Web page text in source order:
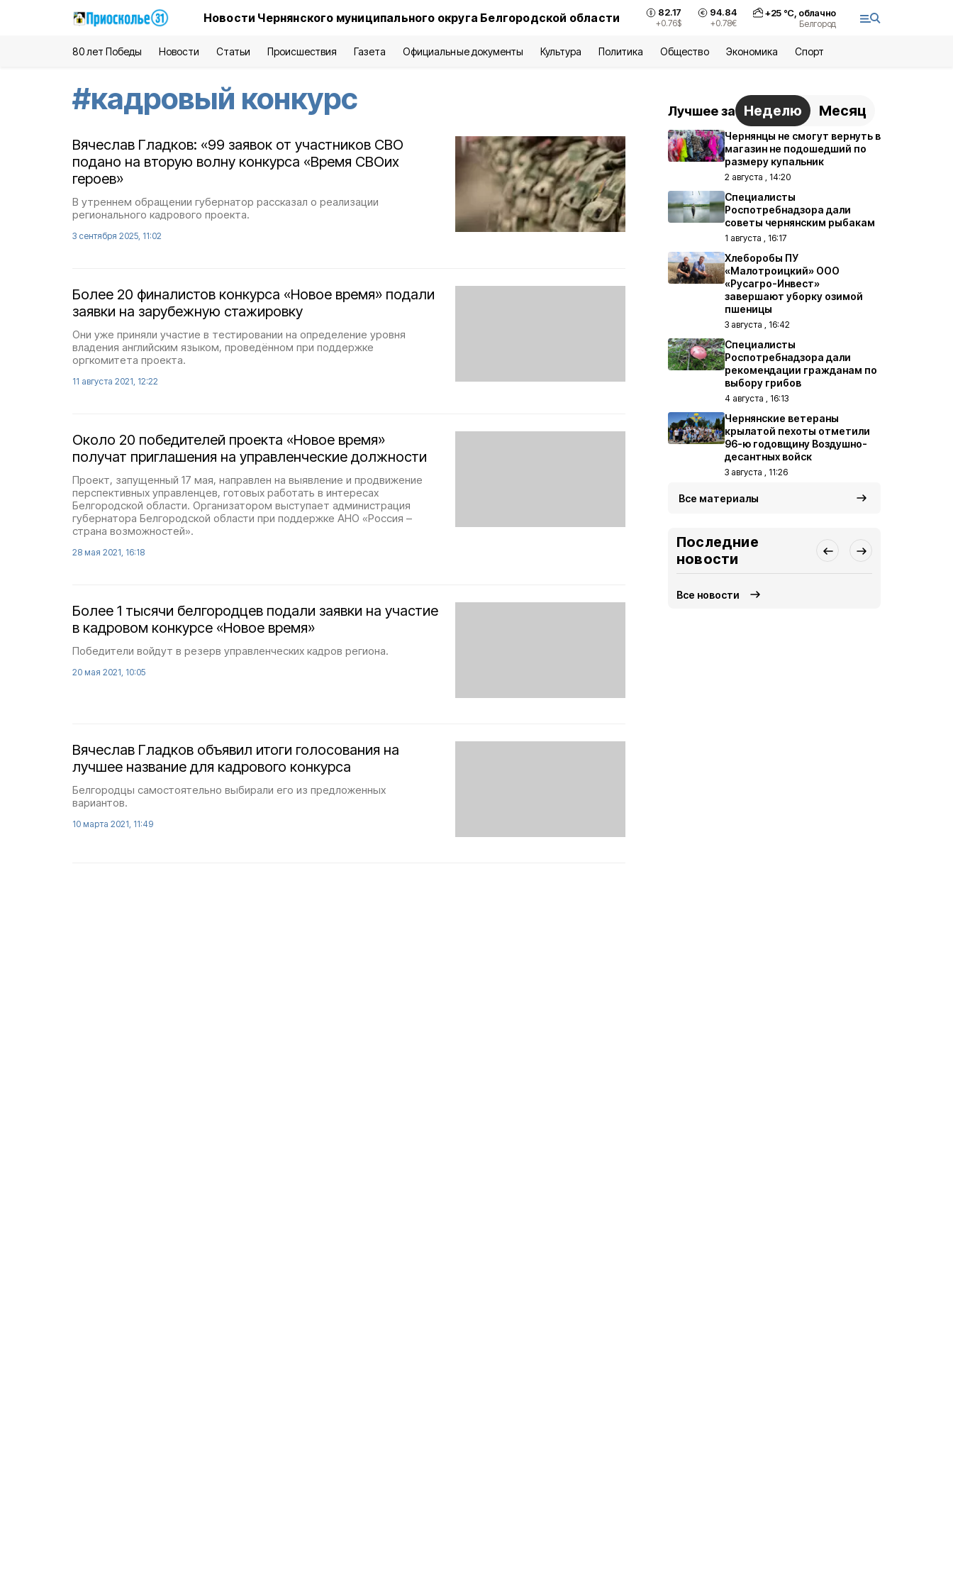
Новости Чернянского муниципального округа Белгородской области 82.17
+0.76$
94.84
+0.78€
+25°С, облачно
Белгород
80 лет Победы Новости Статьи Происшествия Газета Официальные документы Культура Политика Общество Экономика Спорт
#кадровый конкурс
Вячеслав Гладков: «99 заявок от участников СВО
подано на вторую волну конкурса «Время СВОих
героев»
В утреннем обращении губернатор рассказал о реализации
регионального кадрового проекта.
3 сентября 2025, 11:02
Более 20 финалистов конкурса «Новое время» подали
заявки на зарубежную стажировку
Они уже приняли участие в тестировании на определение уровня
владения английским языком, проведённом при поддержке
оргкомитета проекта.
11 августа 2021, 12:22
Около 20 победителей проекта «Новое время»
получат приглашения на управленческие должности
Проект, запущенный 17 мая, направлен на выявление и продвижение
перспективных управленцев, готовых работать в интересах
Белгородской области. Организатором выступает администрация
губернатора Белгородской области при поддержке АНО «Россия –
страна возможностей».
28 мая 2021, 16:18
Более 1 тысячи белгородцев подали заявки на участие
в кадровом конкурсе «Новое время»
Победители войдут в резерв управленческих кадров региона.
20 мая 2021, 10:05
Вячеслав Гладков объявил итоги голосования на
лучшее название для кадрового конкурса
Белгородцы самостоятельно выбирали его из предложенных
вариантов.
10 марта 2021, 11:49
Лучшее за Неделю Месяц
Чернянцы не смогут вернуть в
магазин не подошедший по
размеру купальник
2 августа , 14:20
Специалисты
Роспотребнадзора дали
советы чернянским рыбакам
1 августа , 16:17
Хлеборобы ПУ
«Малотроицкий» ООО
«Русагро-Инвест»
завершают уборку озимой
пшеницы
3 августа , 16:42
Специалисты
Роспотребнадзора дали
рекомендации гражданам по
выбору грибов
4 августа , 16:13
Чернянские ветераны
крылатой пехоты отметили
96-ю годовщину Воздушно-
десантных войск
3 августа , 11:26
Все материалы
Последние
новости
Все новости